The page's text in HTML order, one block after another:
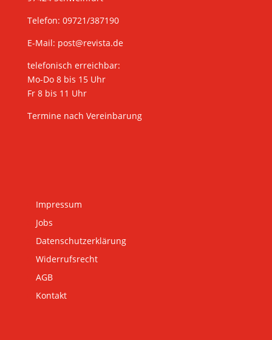
Telefon: 09721/387190
E-Mail: post@revista.de
telefonisch erreichbar:
Mo-Do 8 bis 15 Uhr
Fr 8 bis 11 Uhr
Termine nach Vereinbarung
Impressum
Jobs
Datenschutzerklärung
Widerrufsrecht
AGB
Kontakt